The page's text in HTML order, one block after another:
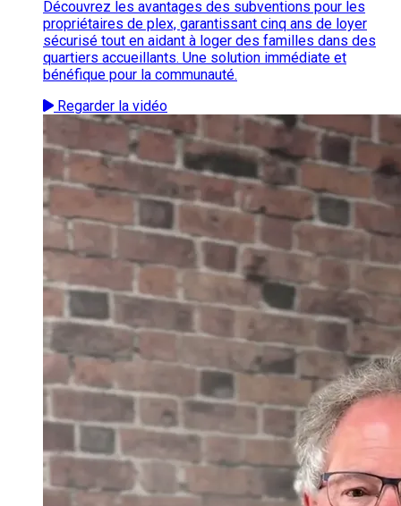
Découvrez les avantages des subventions pour les
propriétaires de plex, garantissant cinq ans de loyer
sécurisé tout en aidant à loger des familles dans des
quartiers accueillants. Une solution immédiate et
bénéfique pour la communauté.
Regarder la vidéo